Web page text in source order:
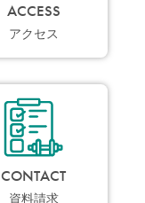
ACCESS
アクセス
CONTACT
資料請求